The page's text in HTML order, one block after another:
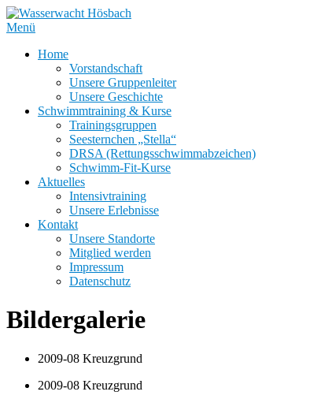
Zum
Inhalt
Menü
Home
Vorstandschaft
Unsere Gruppenleiter
Unsere Geschichte
Schwimmtraining & Kurse
Trainingsgruppen
Seesternchen „Stella“
DRSA (Rettungsschwimmabzeichen)
Schwimm-Fit-Kurse
Aktuelles
Intensivtraining
Unsere Erlebnisse
Kontakt
Unsere Standorte
Mitglied werden
Impressum
Datenschutz
Bildergalerie
2009-08 Kreuzgrund
2009-08 Kreuzgrund